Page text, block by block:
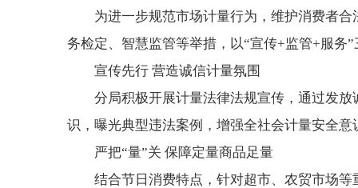
为进一步规范市场计量行为，维护消费者
务检定、智慧监管等举措，以“宣传+监管+服务
宣传先行 营造诚信计量氛围
分局积极开展计量法律法规宣传，通过发
识，曝光典型违法案例，增强全社会计量安全
严把“量”关 保障定量商品足量
结合节日消费特点，针对超市、农贸市场